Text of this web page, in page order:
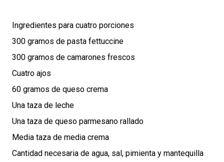
Ingredientes para cuatro porciones
300 gramos de pasta fettuccine
300 gramos de camarones frescos
Cuatro ajos
60 gramos de queso crema
Una taza de leche
Una taza de queso parmesano rallado
Media taza de media crema
Cantidad necesaria de agua, sal, pimienta y mantequilla